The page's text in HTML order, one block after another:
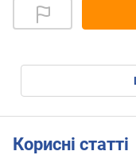
Корисні статті